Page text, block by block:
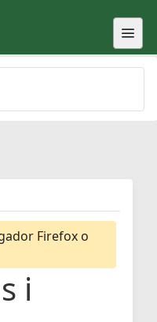
Firefox o
i